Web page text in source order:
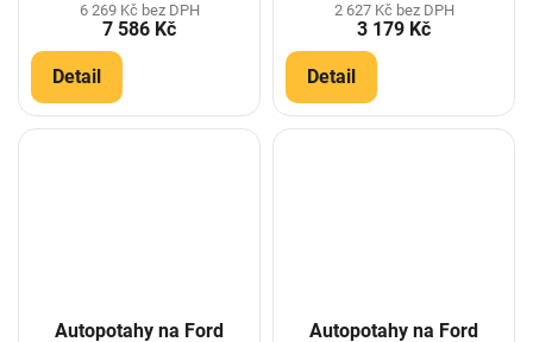
6 269 Kč bez DPH
7 586 Kč
Detail
2 627 Kč bez DPH
3 179 Kč
Detail
Autopotahy na Ford Autopotahy na Ford